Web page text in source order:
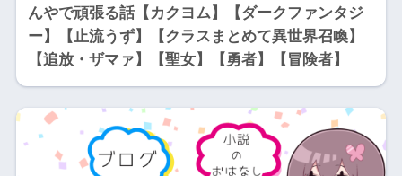
んやで頑張る話【カクヨム】【ダークファンタジ
ー】【止流うず】【クラスまとめて異世界召喚】
【追放・ザマァ】【聖女】【勇者】【冒険者】